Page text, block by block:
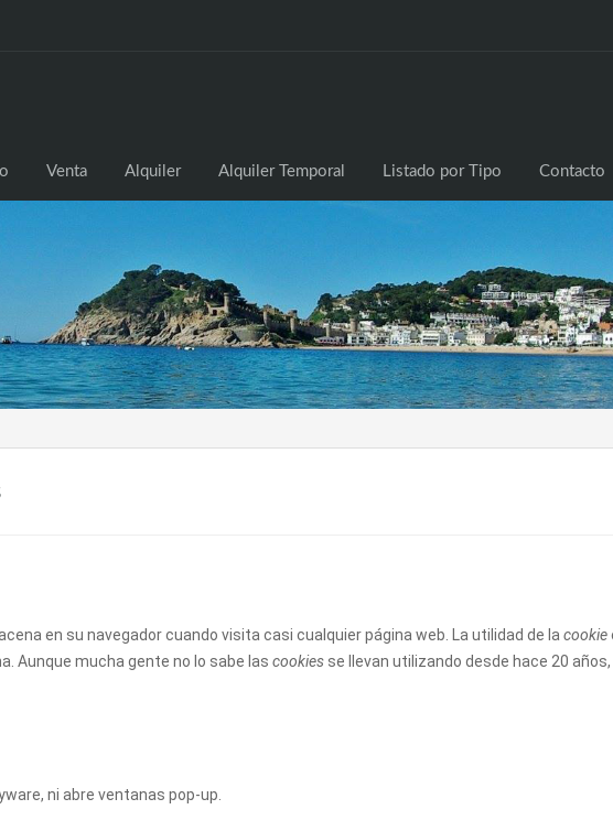
Venta Alquiler Alquiler Temporal Listado por Tipo Contacto
en su navegador cuando visita casi cualquier página web. La utilidad de la cookie
Aunque mucha gente no lo sabe las cookies se llevan utilizando desde hace 20
ni abre ventanas pop-up.